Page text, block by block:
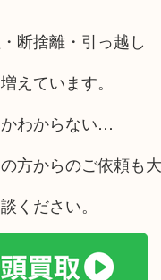
断捨離・引っ越し
えています。
わからない…
方からのご依頼も大
ください。